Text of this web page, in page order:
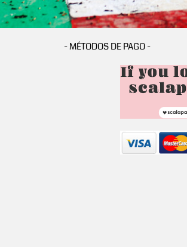
- MÉTODOS DE PAGO -